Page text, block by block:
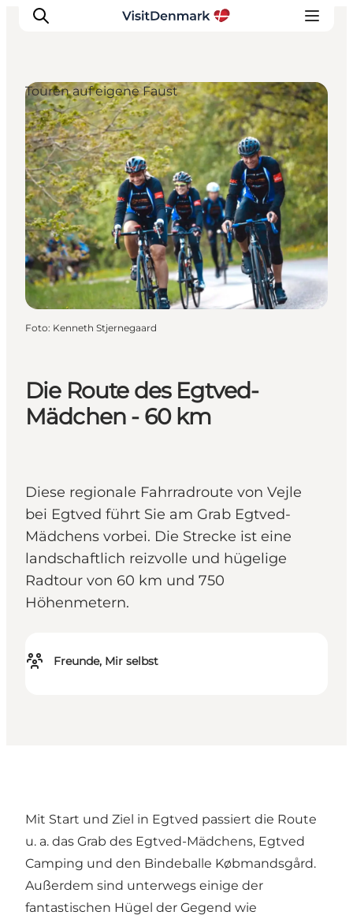
Inspiration
Regionen
Erlebnisse
Unterkünfte
Reiseplanung
Die Route des Egtved-
Mädchen - 60 km
Diese regionale Fahrradroute von Vejle
bei Egtved führt Sie am Grab Egtved-
Mädchens vorbei. Die Strecke ist eine
landschaftlich reizvolle und hügelige
Radtour von 60 km und 750
Höhenmetern.
Freunde, Mir selbst
Touren auf eigene Faust
Foto: Kenneth Stjernegaard
Mit Start und Ziel in Egtved passiert die Route
u. a. das Grab des Egtved-Mädchens, Egtved
Camping und den Bindeballe Købmandsgård.
Außerdem sind unterwegs einige der
fantastischen Hügel der Gegend wie